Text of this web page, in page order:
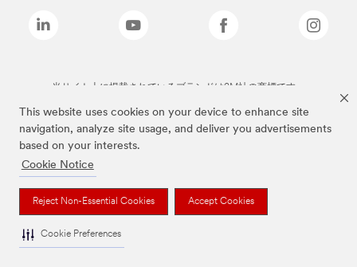
This website uses cookies on your device to enhance site
navigation, analyze site usage, and deliver you advertisements
based on your interests.
Cookie Notice
Reject Non-Essential Cookies Accept Cookies
Cookie Preferences
当サイト上に掲載されているブランドは3M社の商標です。